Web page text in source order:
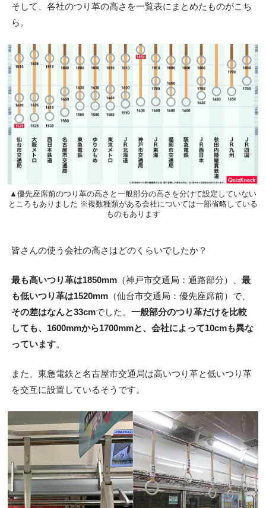
そして、各社のつり革の高さを一覧表にまとめたものがこち
ら。
▲優先座席前のつり革の高さと一般部分の高さを分けて設定していない
ところもありました ※複数種類がある会社については一部省略している
ものもあります
皆さんの使う会社の高さはどのくらいでしたか？
最も高いつり革は1850mm（神戸市交通局：通路部分）、 最
も低いつり革は1520mm（仙台市交通局：優先座席前）で、
その差はなんと33cmでした。 一般部分のつり革だけを比較
しても、1600mmから1700mmと、会社によって10cmも異な
っています。
また、東急電鉄と名古屋市交通局は高いつり革と低いつり革
を交互に設置しているそうです。